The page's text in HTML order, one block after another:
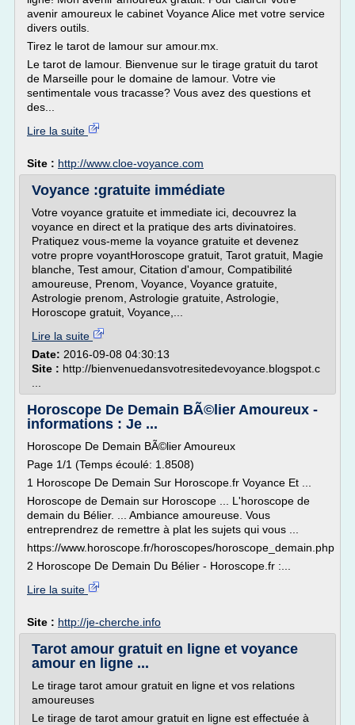
avenir amoureux le cabinet Voyance Alice met votre service
divers outils.
Tirez le tarot de lamour sur amour.mx.
Le tarot de lamour. Bienvenue sur le tirage gratuit du tarot
de Marseille pour le domaine de lamour. Votre vie
sentimentale vous tracasse? Vous avez des questions et
des...
Lire la suite
Site : http://www.cloe-voyance.com
Voyance :gratuite immédiate
Votre voyance gratuite et immediate ici, decouvrez la
voyance en direct et la pratique des arts divinatoires.
Pratiquez vous-meme la voyance gratuite et devenez
votre propre voyantHoroscope gratuit, Tarot gratuit, Magie
blanche, Test amour, Citation d'amour, Compatibilité
amoureuse, Prenom, Voyance, Voyance gratuite,
Astrologie prenom, Astrologie gratuite, Astrologie,
Horoscope gratuit, Voyance,...
Lire la suite
Date: 2016-09-08 04:30:13
Site : http://bienvenuedansvotresitedevoyance.blogspot.c
Horoscope De Demain BÃ©lier Amoureux -
informations : Je ...
Horoscope De Demain BÃ©lier Amoureux
Page 1/1 (Temps écoulé: 1.8508)
1 Horoscope De Demain Sur Horoscope.fr Voyance Et ...
Horoscope de Demain sur Horoscope ... L'horoscope de
demain du Bélier. ... Ambiance amoureuse. Vous
entreprendrez de remettre à plat les sujets qui vous ...
https://www.horoscope.fr/horoscopes/horoscope_demain.php
2 Horoscope De Demain Du Bélier - Horoscope.fr :...
Lire la suite
Site : http://je-cherche.info
Tarot amour gratuit en ligne et voyance
amour en ligne ...
Le tirage tarot amour gratuit en ligne et vos relations
amoureuses
Le tirage de tarot amour gratuit en ligne est effectuée à